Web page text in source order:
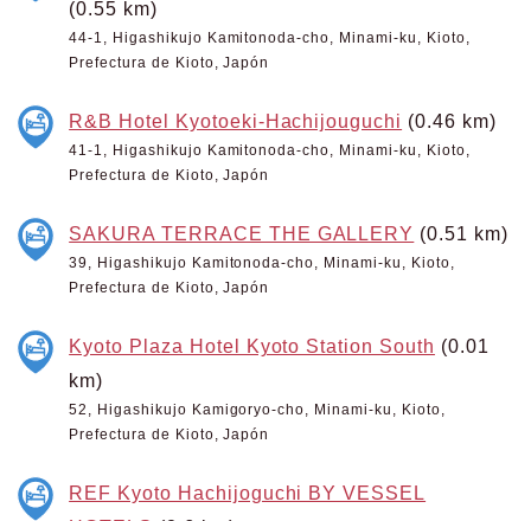
(0.55 km)
44-1, Higashikujo Kamitonoda-cho, Minami-ku, Kioto,
Prefectura de Kioto, Japón
R&B Hotel Kyotoeki-Hachijouguchi (0.46 km)
41-1, Higashikujo Kamitonoda-cho, Minami-ku, Kioto,
Prefectura de Kioto, Japón
SAKURA TERRACE THE GALLERY (0.51 km)
39, Higashikujo Kamitonoda-cho, Minami-ku, Kioto,
Prefectura de Kioto, Japón
Kyoto Plaza Hotel Kyoto Station South (0.01
km)
52, Higashikujo Kamigoryo-cho, Minami-ku, Kioto,
Prefectura de Kioto, Japón
REF Kyoto Hachijoguchi BY VESSEL